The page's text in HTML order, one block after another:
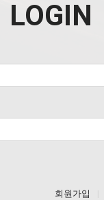
LOGIN
회원가입